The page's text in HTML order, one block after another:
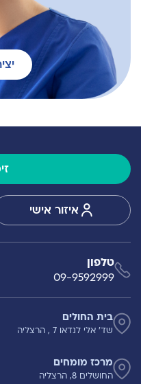
איזור אישי
טלפון
09-9592999
בית החולים
שד' אלי לנדאו 7 , הרצליה
מרכז מומחים
החושלים 8, הרצליה